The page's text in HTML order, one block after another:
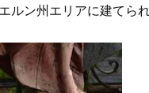
ルン州エリアに建てら